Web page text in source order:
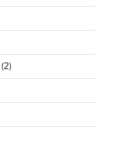
(2)